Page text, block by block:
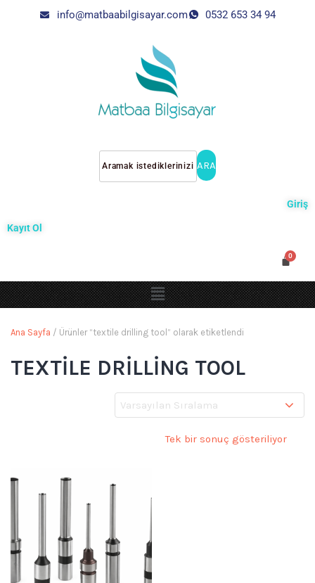
info@matbaabilgisayar.com 0532 653 34 94
ARA
Giriş
Kayıt Ol
Ana Sayfa / Ürünler “textile drilling tool” olarak etiketlendi
TEXTILE DRILLING TOOL
Tek bir sonuç gösteriliyor